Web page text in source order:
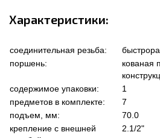
Характеристики:
соединительная резьба:
поршень:
кованая
содержимое упаковки:
1
предметов в комплекте:
7
подъем, мм:
70.0
крепление с внешней
2.1/2"